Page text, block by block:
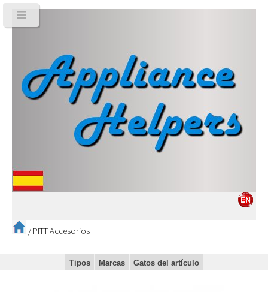
/ PITT Accesorios
Tipos Marcas Gatos del artículo